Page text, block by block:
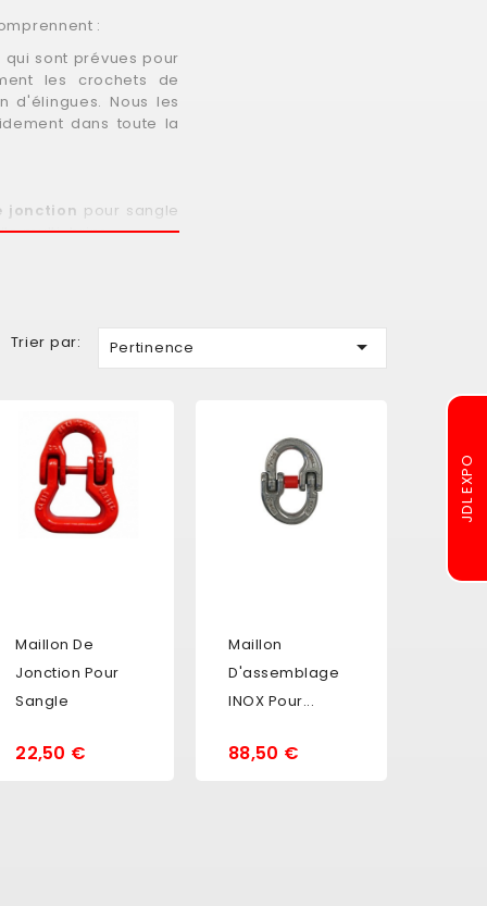
:
qui sont prévues pour
les crochets de
d'élingues. Nous les
dans toute la
jonction pour sangle
multi-brins
Trier par: Pertinence 
Maillon De
Jonction Pour
Sangle
22,50 €
Maillon
D'assemblage
INOX Pour...
88,50 €